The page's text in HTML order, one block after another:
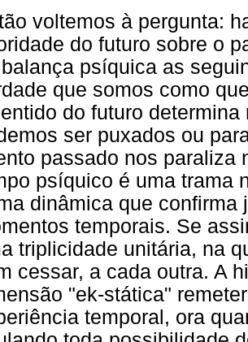
voltemos à pergunta:
do futuro sobre o
psíquica as
que somos como
do futuro
ser puxados ou
passado nos paraliza
psíquico é uma trama
dinâmica que confirma
temporais. Se
triplicidade unitária, na
cessar, a cada outra. A
"ek-stática"
temporal, ora